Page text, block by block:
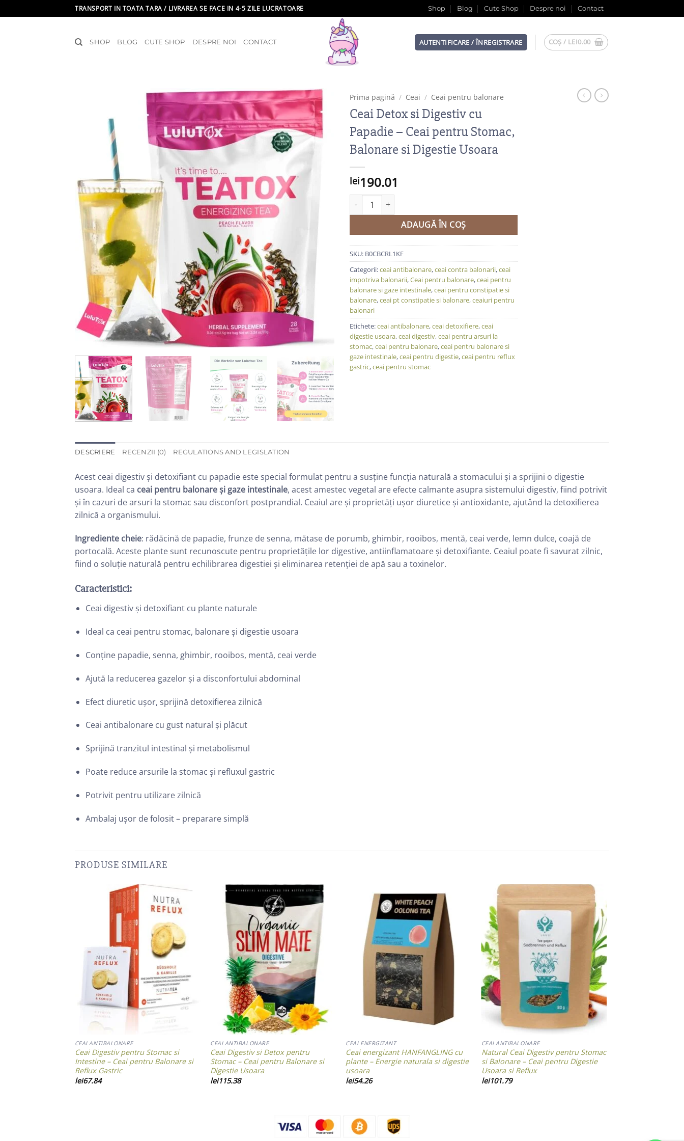
to
TRANSPORT IN TOATA TARA / LIVRAREA SE FACE IN 4-5 ZILE LUCRATOARE Shop Blog Cute Shop Despre noi Contact
SHOP BLOG CUTE SHOP DESPRE NOI CONTACT AUTENTIFICARE / ÎNREGISTRARE COȘ / LEI0.00
Add to wishlist
Prima pagină / Ceai / Ceai pentru balonare
Ceai Detox si Digestiv cu
Papadie – Ceai pentru Stomac,
Balonare si Digestie Usoara
lei190.01
Cantitate Ceai Detox si Digestiv cu Papadie – Ceai pentru Stomac, Balonare si Digestie Usoara
ADAUGĂ ÎN COȘ
SKU: B0CBCRL1KF
Categorii:ceai antibalonare,ceai contra balonarii,ceai
impotriva balonarii,Ceai pentru balonare,ceai pentru
balonare si gaze intestinale,ceai pentru constipatie si
balonare,ceai pt constipatie si balonare,ceaiuri pentru
balonari
Etichete:ceai antibalonare,ceai detoxifiere,ceai
digestie usoara,ceai digestiv,ceai pentru arsuri la
stomac,ceai pentru balonare,ceai pentru balonare si
gaze intestinale,ceai pentru digestie,ceai pentru reflux
gastric,ceai pentru stomac
DESCRIERE RECENZII (0) REGULATIONS AND LEGISLATION
Acest ceai digestiv și detoxifiant cu papadie este special formulat pentru a susține funcția naturală a stomacului și a sprijini o digestie
usoara. Ideal ca ceai pentru balonare și gaze intestinale, acest amestec vegetal are efecte calmante asupra sistemului digestiv, fiind potrivit
și în cazuri de arsuri la stomac sau disconfort postprandial. Ceaiul are și proprietăți ușor diuretice și antioxidante, ajutând la detoxifierea
zilnică a organismului.
Ingrediente cheie: rădăcină de papadie, frunze de senna, mătase de porumb, ghimbir, rooibos, mentă, ceai verde, lemn dulce, coajă de
portocală. Aceste plante sunt recunoscute pentru proprietățile lor digestive, antiinflamatoare și detoxifiante. Ceaiul poate fi savurat zilnic,
fiind o soluție naturală pentru echilibrarea digestiei și eliminarea retenției de apă sau a toxinelor.
Caracteristici:
Ceai digestiv și detoxifiant cu plante naturale
Ideal ca ceai pentru stomac, balonare și digestie usoara
Conține papadie, senna, ghimbir, rooibos, mentă, ceai verde
Ajută la reducerea gazelor și a disconfortului abdominal
Efect diuretic ușor, sprijină detoxifierea zilnică
Ceai antibalonare cu gust natural și plăcut
Sprijină tranzitul intestinal și metabolismul
Poate reduce arsurile la stomac și refluxul gastric
Potrivit pentru utilizare zilnică
Ambalaj ușor de folosit – preparare simplă
PRODUSE SIMILARE
Add to wishlist
CEAI ANTIBALONARE
Ceai Digestiv pentru Stomac si
Intestine – Ceai pentru Balonare si
Reflux Gastric
lei67.84
Add to wishlist
CEAI ANTIBALONARE
Ceai Digestiv si Detox pentru
Stomac – Ceai pentru Balonare si
Digestie Usoara
lei115.38
Add to wishlist
CEAI ENERGIZANT
Ceai energizant HANFANGLING cu
plante – Energie naturala si digestie
usoara
lei54.26
Add to wishlist
CEAI ANTIBALONARE
Natural Ceai Digestiv pentru Stomac
si Balonare – Ceai pentru Digestie
Usoara si Reflux
lei101.79